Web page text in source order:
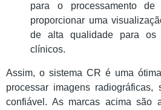
para o processamento
proporcionar uma
de alta qualidade para os
clínicos.
Assim, o sistema CR é uma
processar imagens
confiável. As marcas acima são